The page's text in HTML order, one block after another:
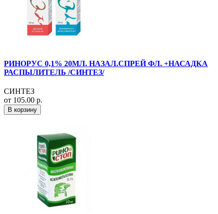
РИНОРУС 0,1% 20МЛ. НАЗАЛ.СПРЕЙ ФЛ. +НАСАДКА
РАСПЫЛИТЕЛЬ /СИНТЕЗ/
СИНТЕЗ
от 105.00 р.
В корзину